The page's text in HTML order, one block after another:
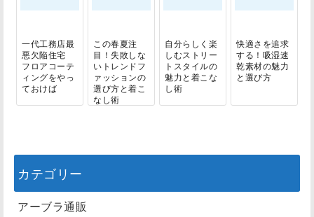
一代工務店最
悪欠陥住宅
フロアコーテ
ィングをやっ
ておけば
この春夏注
目！失敗しな
いトレンドフ
ァッションの
選び方と着こ
なし術
自分らしく楽
しむストリー
トスタイルの
魅力と着こな
し術
快適さを追求
する！吸湿速
乾素材の魅力
と選び方
カテゴリー
アーブラ通販